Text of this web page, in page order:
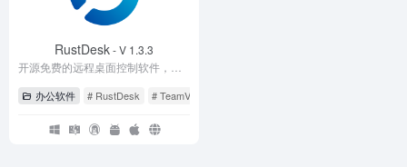
RustDesk- V 1.3.3
办公软件 # RustDesk # TeamViewer